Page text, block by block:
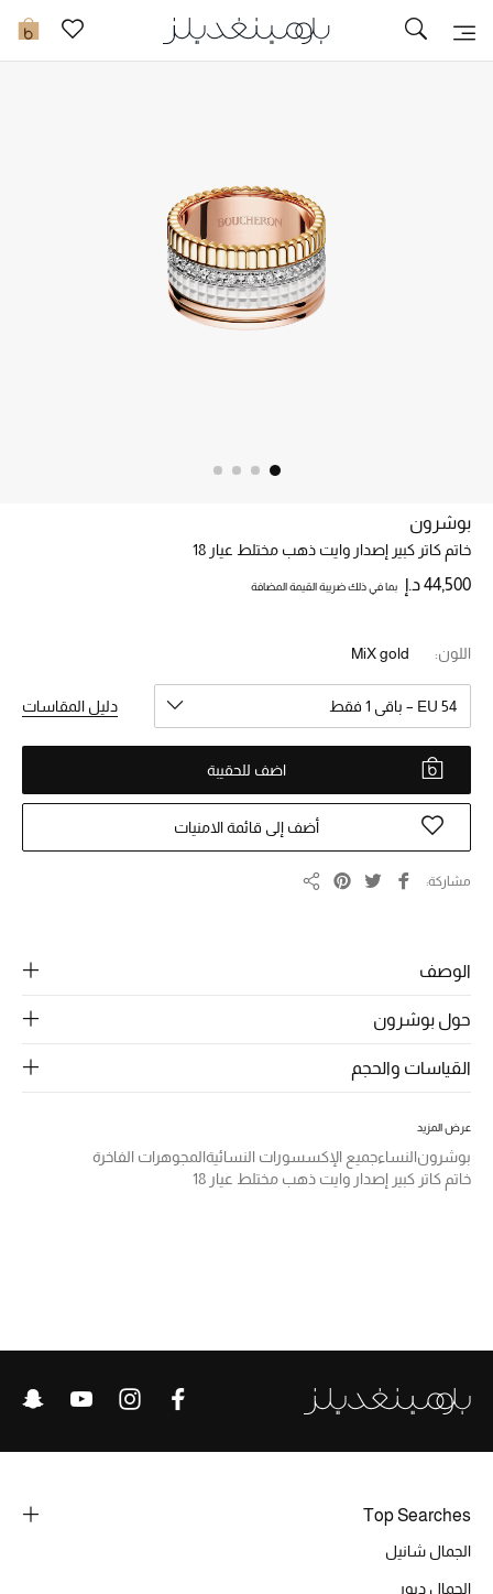
0 تخفيضات
خصم حتى 70%
تسوقوا الآن
ما وصلنا حديثاً
الموسم الجديد
النساء
الحقائب النسائية
الرجال
مستلزمات المنزل
النساء
عرض جميع المنتجات
خصومات
ما وصلنا حديثاً
بوشرون
خاتم كاتر كبير إصدار وايت ذهب مختلط عيار 18
44,500 د.إ بما في ذلك ضريبة القيمة المضافة
اللون: MiX gold
EU 54 – باقي 1 فقط دليل المقاسات
اضف للحقيبة
أضف إلى قائمة الامنيات
مشاركة
الوصف
حول بوشرون
القياسات والحجم
عرض المزيد
بوشرونالنساءجميع الإكسسورات النسائيةالمجوهرات الفاخرة
خاتم كاتر كبير إصدار وايت ذهب مختلط عيار 18
Top Searches
الجمال شانيل
الجمال ديور